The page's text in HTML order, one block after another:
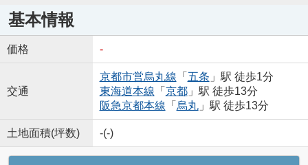
基本情報
価格 -
交通
京都市営烏丸線 「 五条 」駅 徒歩1分
東海道本線 「 京都」駅 徒歩13分
阪急京都本線 「 烏丸」駅 徒歩13分
土地面積(坪数) -(-)